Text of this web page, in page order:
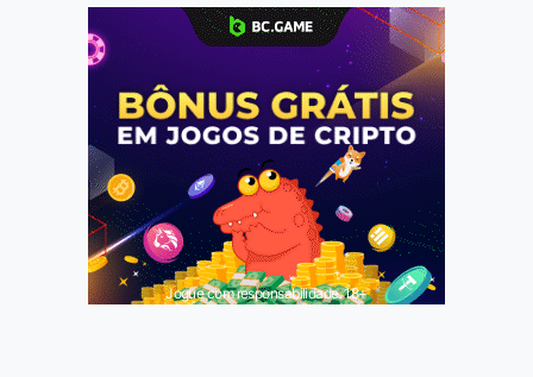
Jogue com responsabilidade. 18+